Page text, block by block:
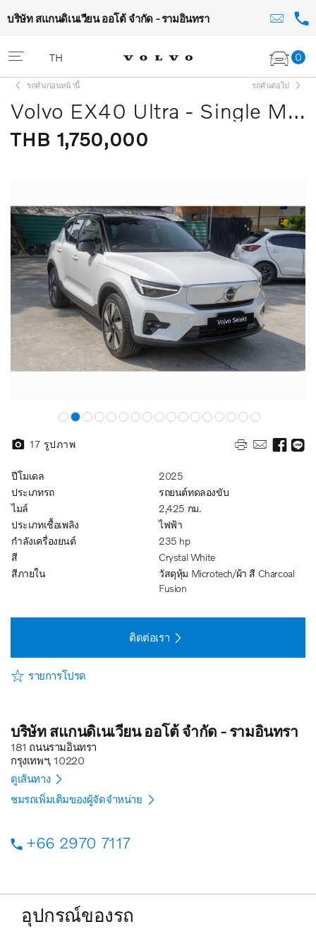
บริษัท สแกนดิเนเวียน ออโต้ จำกัด - รามอินทรา
0
TH
รถคันก่อนหน้านี้ รถคันต่อไป
Volvo EX40 Ultra - Single Motor
THB 1,750,000
17 รูปภาพ
ปีโมเดล
2025
ประเภทรถ
รถยนต์ทดลองขับ
ไมล์
2,425 กม.
ประเภทเชื้อเพลิง
ไฟฟ้า
กำลังเครื่องยนต์
235 hp
สี
Crystal White
สีภายใน
วัสดุหุ้ม Microtech/ผ้า สี Charcoal
Fusion
ติดต่อเรา
รายการโปรด
บริษัท สแกนดิเนเวียน ออโต้ จำกัด - รามอินทรา
181 ถนนรามอินทรา
กรุงเทพฯ, 10220
ดูเส้นทาง
ชมรถเพิ่มเติมของผู้จัดจำหน่าย
+66 2970 7117
อุปกรณ์ของรถ